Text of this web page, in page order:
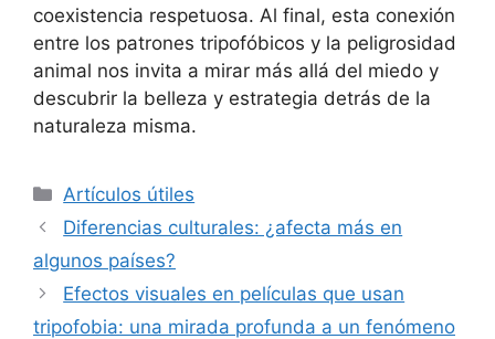
coexistencia respetuosa. Al final, esta conexión
entre los patrones tripofóbicos y la peligrosidad
animal nos invita a mirar más allá del miedo y
descubrir la belleza y estrategia detrás de la
naturaleza misma.
Рубрики
Artículos útiles
Diferencias culturales: ¿afecta más en
algunos países?
Efectos visuales en películas que usan
tripofobia: una mirada profunda a un fenómeno